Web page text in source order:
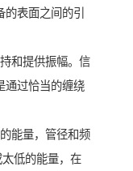
表面之间的引
和提供振幅。信
通过恰当的缠绕
能量，管径和频
低的能量，在